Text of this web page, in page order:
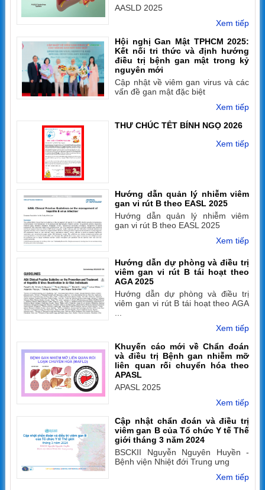
AASLD 2025
Xem tiếp
Hội nghị Gan Mật TPHCM 2025:
Kết nối tri thức và định hướng
điều trị bệnh gan mật trong kỷ
nguyên mới
Cập nhật về viêm gan virus và các
vấn đề gan mật đặc biệt
Xem tiếp
THƯ CHÚC TẾT BÍNH NGỌ 2026
Xem tiếp
Hướng dẫn quản lý nhiễm viêm
gan vi rút B theo EASL 2025
Hướng dẫn quản lý nhiễm viêm
gan vi rút B theo EASL 2025
Xem tiếp
Hướng dẫn dự phòng và điều trị
viêm gan vi rút B tái hoạt theo
AGA 2025
Hướng dẫn dự phòng và điều trị
viêm gan vi rút B tái hoạt theo AGA
Xem tiếp
Khuyến cáo mới về Chẩn đoán
và điều trị Bệnh gan nhiễm mỡ
liên quan rối chuyển hóa theo
APASL
APASL 2025
Xem tiếp
Cập nhật chẩn đoán và điều trị
viêm gan B của Tổ chức Y tế Thế
giới tháng 3 năm 2024
BSCKII Nguyễn Nguyên Huyền -
Bệnh viện Nhiệt đới Trung ưng
Xem tiếp